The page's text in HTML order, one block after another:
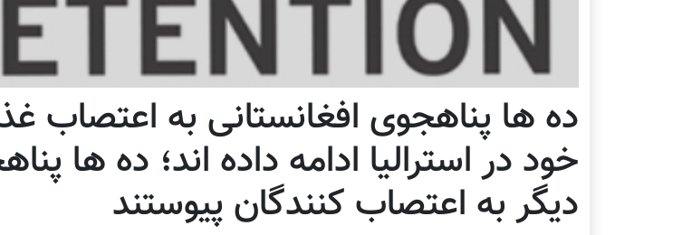
ده ها پناهجوی افغانستانی به اعتصاب
خود در استرالیا ادامه داده اند؛ ده ها
دیگر به اعتصاب کنندگان پیوستند